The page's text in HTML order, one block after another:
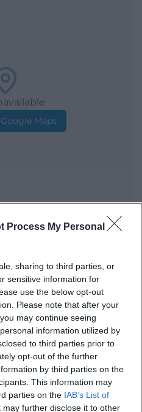
Process My Personal
sharing to third parties, or
sensitive information for
use the below opt-out
Please note that after your
may continue seeing
information utilized by
to third parties prior to
opt-out of the further
by third parties on the
This information may
parties on the IAB’s List of
may further disclose it to other
Maps
statt?
erwarten?